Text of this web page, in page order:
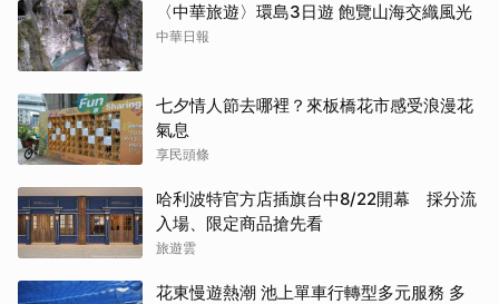
〈中華旅遊〉環島3日遊 飽覽山海交織風光
中華日報
七夕情人節去哪裡？來板橋花市感受浪漫花
氣息
享民頭條
哈利波特官方店插旗台中8/22開幕 採分流
入場、限定商品搶先看
旅遊雲
花東慢遊熱潮 池上單車行轉型多元服務 多